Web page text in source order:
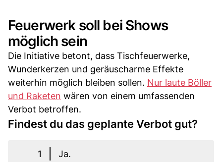
Feuerwerk soll bei Shows
möglich sein
Die Initiative betont, dass Tischfeuerwerke,
Wunderkerzen und geräuscharme Effekte
weiterhin möglich bleiben sollen. Nur laute Böller
und Raketen wären von einem umfassenden
Verbot betroffen.
Findest du das geplante Verbot gut?
1 Ja.